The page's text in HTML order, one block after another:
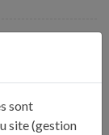
les
ces
sont
site (gestion